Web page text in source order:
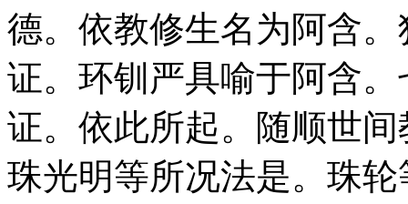
德。依教修生名为阿含
证。环钏严具喻于阿含
证。依此所起。随顺世
珠光明等所况法是。珠